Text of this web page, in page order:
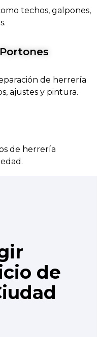
techos, galpones,
de herrería
ajustes y pintura.
de herrería
de